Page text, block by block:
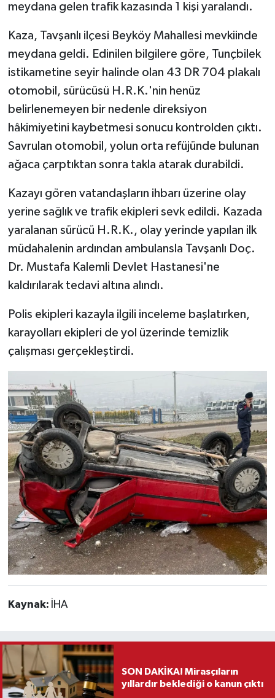
meydana gelen trafik kazasında 1 kişi yaralandı.
Kaza, Tavşanlı ilçesi Beyköy Mahallesi mevkiinde
meydana geldi. Edinilen bilgilere göre, Tunçbilek
istikametine seyir halinde olan 43 DR 704 plakalı
otomobil, sürücüsü H.R.K.'nin henüz
belirlenemeyen bir nedenle direksiyon
hâkimiyetini kaybetmesi sonucu kontrolden çıktı.
Savrulan otomobil, yolun orta refüjünde bulunan
ağaca çarptıktan sonra takla atarak durabildi.
Kazayı gören vatandaşların ihbarı üzerine olay
yerine sağlık ve trafik ekipleri sevk edildi. Kazada
yaralanan sürücü H.R.K., olay yerinde yapılan ilk
müdahalenin ardından ambulansla Tavşanlı Doç.
Dr. Mustafa Kalemli Devlet Hastanesi'ne
kaldırılarak tedavi altına alındı.
Polis ekipleri kazayla ilgili inceleme başlatırken,
karayolları ekipleri de yol üzerinde temizlik
çalışması gerçekleştirdi.
Kaynak: İHA
SON DAKİKA! Mirasçıların
yıllardır beklediği o kanun çıktı
Teknoloji
Vasıta
Vefat Haberleri
Yaşam